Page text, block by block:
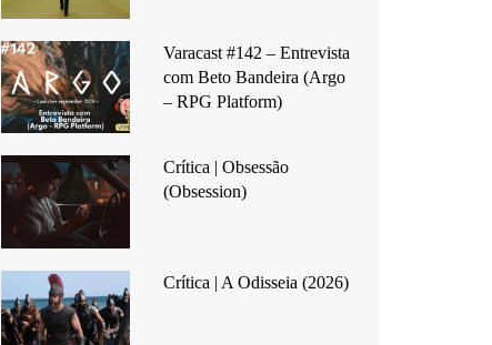
Varacast #142 – Entrevista
com Beto Bandeira (Argo
– RPG Platform)
Crítica | Obsessão
(Obsession)
Crítica | A Odisseia (2026)